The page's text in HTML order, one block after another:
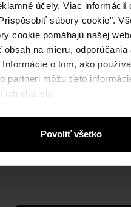
účely. Viac informácií
súbory cookie".
cookie pomáhajú našej
na mieru, odporúčania
o tom, ako
partneri môžu tieto
služieb.
Povoliť všetko